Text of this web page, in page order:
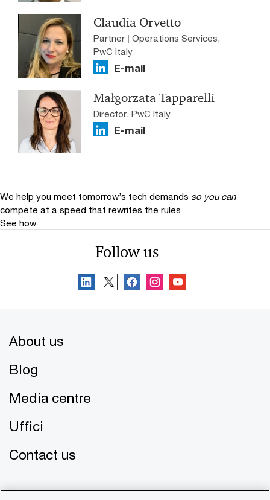
Claudia Orvetto
Partner | Operations Services,
PwC Italy
E-mail
Małgorzata Tapparelli
Director, PwC Italy
E-mail
We help you meet tomorrow’s tech demands so you can
compete at a speed that rewrites the rules
See how
Follow us
About us
Blog
Media centre
Uffici
Contact us